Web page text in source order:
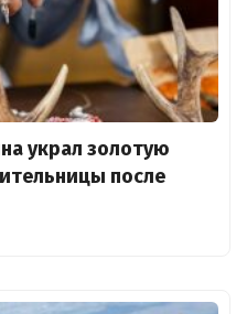
украл золотую
после